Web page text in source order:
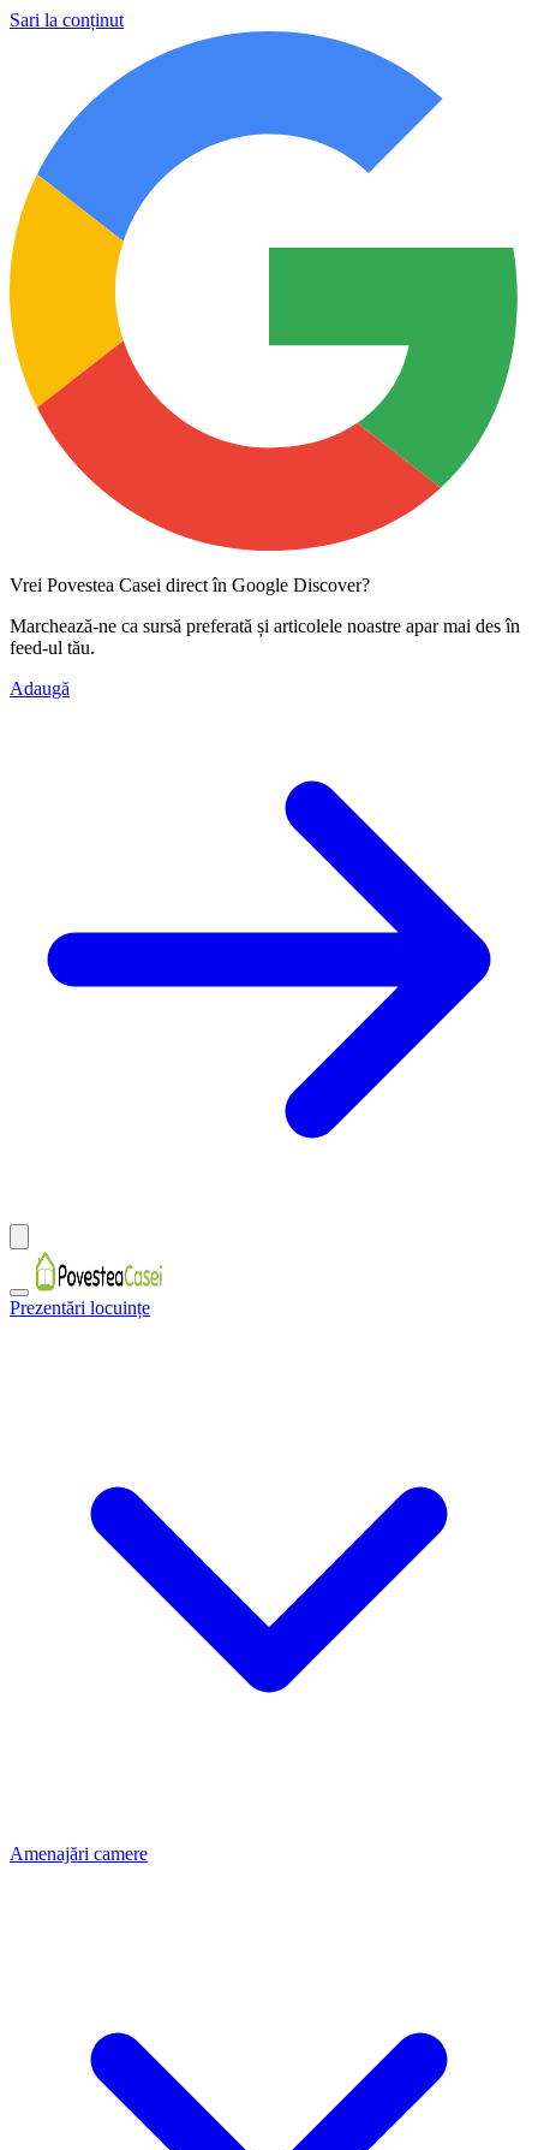
Sari la conținut
Vrei Povestea Casei direct în Google Discover?
Marchează-ne ca sursă preferată și articolele noastre apar mai des în
feed-ul tău.
Adaugă
Prezentări locuințe
Amenajări camere